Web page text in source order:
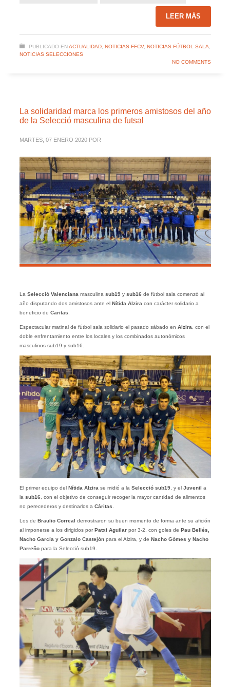
LEER MÁS
PUBLICADO EN ACTUALIDAD, NOTICIAS FFCV, NOTICIAS FÚTBOL SALA
NOTICIAS SELECCIONES
NO COMMENTS
La solidaridad marca los primeros amistosos del año
de la Selecció masculina de futsal
MARTES, 07 ENERO 2020 POR
La Selecció Valenciana masculina sub19y sub16 de fútbol sala comenzó al
año disputando dos amistosos ante el Nítida Alzira con carácter solidario a
beneficio de Caritas
Espectacular matinal de fútbol sala solidario el pasado sábado en Alzira , con el
doble enfrentamiento entre los locales y los combinados autonómicos
masculinos sub19 y sub16.
El primer equipo del Nítida Alzirase midió a la Selecció sub19, y el Juvenil
a
la sub16, con el objetivo de conseguir recoger la mayor cantidad de alimentos
no perecederos y destinarlos a Cáritas.
Los de Braulio Correal demostraron su buen momento de forma ante su afición
al imponerse a los dirigidos por Patxi Aguilarpor 3-2, con goles de Pau Bellés,
Nacho García y Gonzalo Castejónpara el Alzira, y de Nacho Gómes y Nacho
Parreñopara la Selecció sub19.